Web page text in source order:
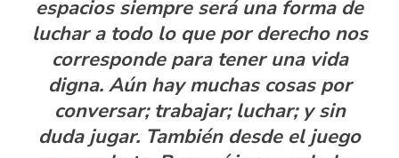
espacios siempre será una forma de
luchar a todo lo que por derecho nos
corresponde para tener una vida
digna. Aún hay muchas cosas por
conversar; trabajar; luchar; y sin
duda jugar. También desde el juego